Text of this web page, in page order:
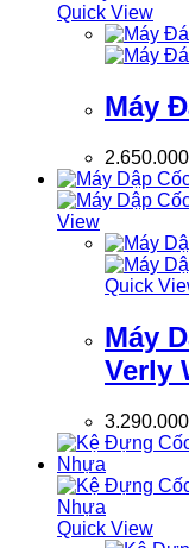
Quick View
Máy
2.650.000
View
Quick
Máy
Verly
3.290.000
Quick View